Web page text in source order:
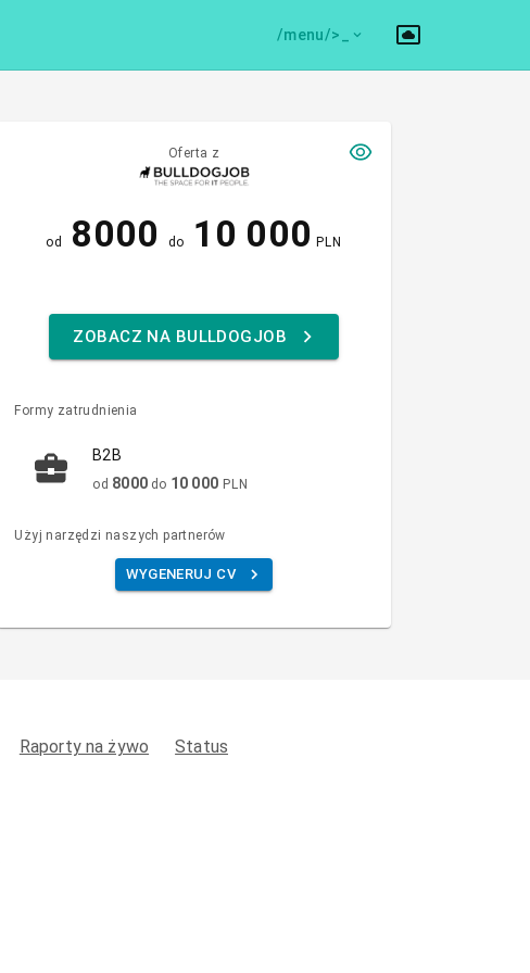
/menu/>
Oferta z
od 8000 do 10 000 PLN
ZOBACZ NA BULLDOGJOB
Formy zatrudnienia
B2B
od 8000 do 10 000 PLN
Użyj narzędzi naszych partnerów
WYGENERUJ CV
Raporty na żywo Status